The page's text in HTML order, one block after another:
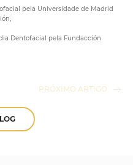
pela Universidade de Madrid
Dentofacial pela Fundacción
PRÓXIMO ARTIGO